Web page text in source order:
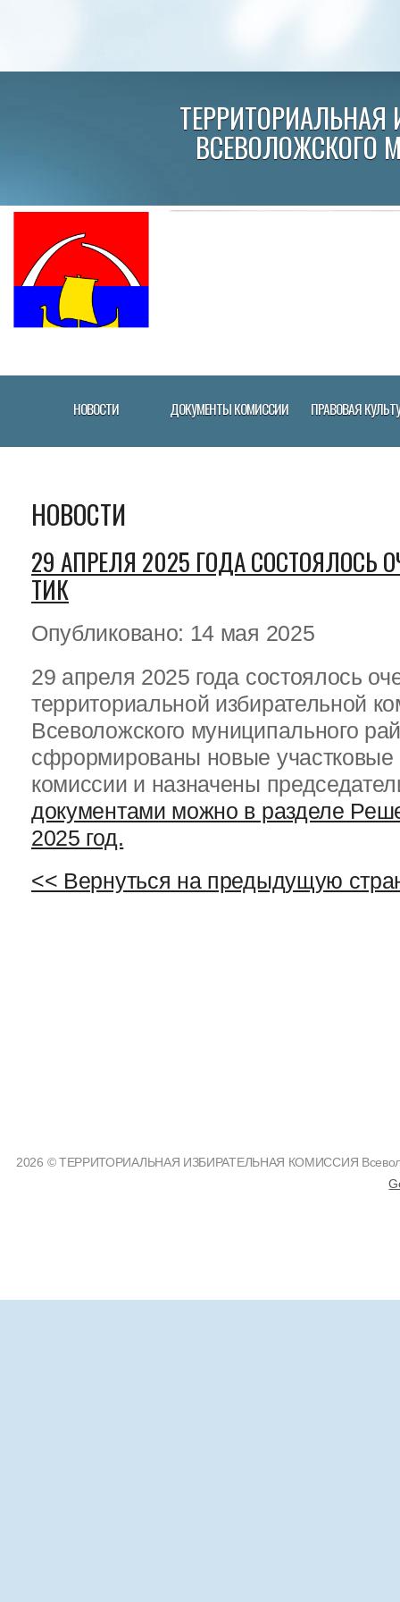
ВСЕВОЛОЖСКОГО
НОВОСТИ ДОКУМЕНТЫ КОМИССИИ ПРАВОВАЯ
НОВОСТИ
29 АПРЕЛЯ 2025 ГОДА СОСТОЯЛОСЬ
ТИК
Опубликовано: 14 мая 2025
29 апреля 2025 года состоялось
территориальной избирательной
Всеволожского муниципального
сфрормированы новые участковые
комиссии и назначены
документами можно в разделе
2025 год.
<< Вернуться на предыдущую
2026 © ТЕРРИТОРИАЛЬНАЯ ИЗБИРАТЕЛЬНАЯ КОМИССИЯ